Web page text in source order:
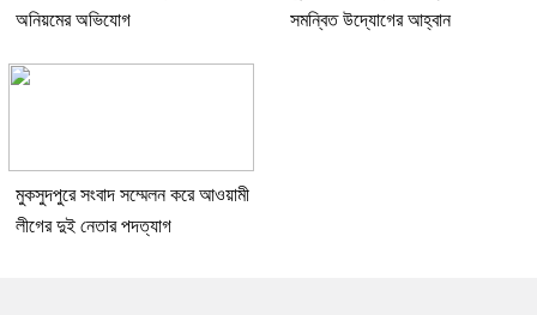
অনিয়মের অভিযোগ
সমন্বিত উদ্যোগের আহ্বান
মুকসুদপুরে সংবাদ সম্মেলন করে আওয়ামী
লীগের দুই নেতার পদত্যাগ